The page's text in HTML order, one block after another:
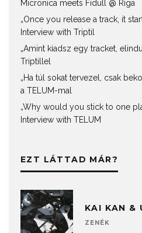
Micronica meets Fidull @ Riga
„Once you release a track, it
Interview with Triptil
„Amint kiadsz egy tracket,
Triptillel
„Ha túl sokat tervezel, csak
a TELUM-mal
„Why would you stick to one
Interview with TELUM
EZT LÁTTAD MÁR?
KAI KAN &
ZENÉK